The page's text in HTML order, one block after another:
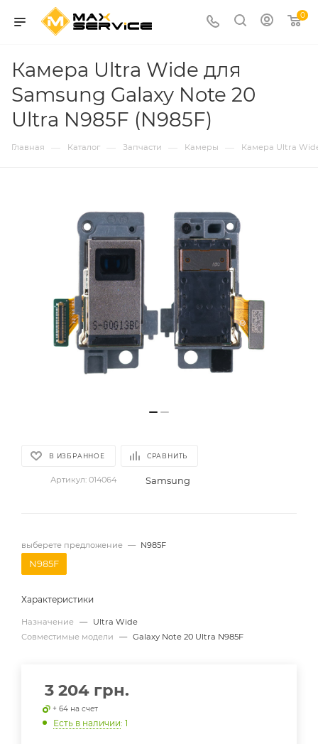
0
Камера Ultra Wide для
Samsung Galaxy Note 20
Ultra N985F (N985F)
Главная — Каталог — Запчасти — Камеры — Камера Ultra
В ИЗБРАННОЕ СРАВНИТЬ
Артикул: 014064 Samsung
выберете предложение — N985F
N985F
Характеристики
Назначение —
Ultra Wide
Совместимые модели
— Galaxy Note 20 Ultra N985F
3 204 грн.
+ 64 на счет
Есть в наличии: 1